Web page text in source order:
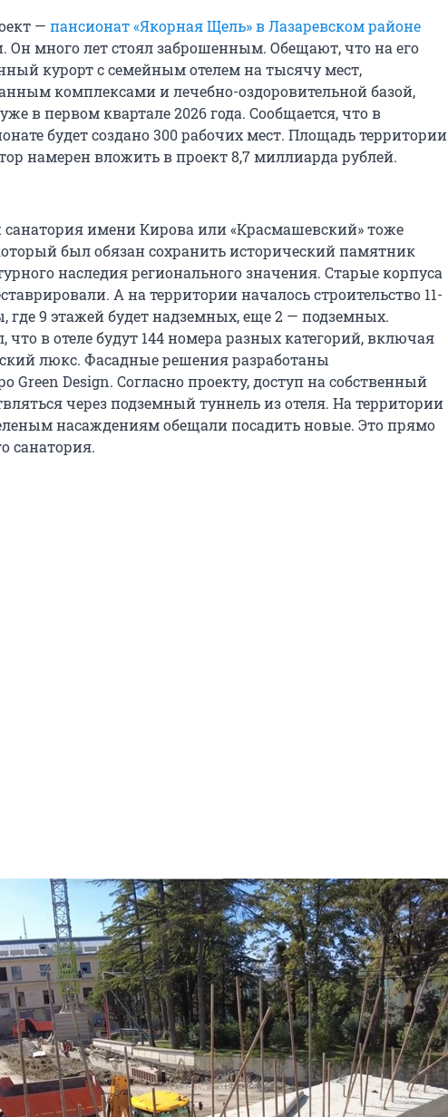
— пансионат «Якорная Щель» в Лазаревском районе
Он много лет стоял заброшенным. Обещают, что на его
курорт с семейным отелем на тысячу мест,
комплексами и лечебно-оздоровительной базой,
в первом квартале 2026 года. Сообщается, что в
будет создано 300 рабочих мест. Площадь территории
намерен вложить в проект 8,7 миллиарда рублей.
имени Кирова или «Красмашевский» тоже
был обязан сохранить исторический памятник
наследия регионального значения. Старые корпуса
А на территории началось строительство 11-
где 9 этажей будет надземных, еще 2 — подземных.
в отеле будут 144 номера разных категорий, включая
люкс. Фасадные решения разработаны
Green Design. Согласно проекту, доступ на собственный
через подземный туннель из отеля. На территории
насаждениям обещали посадить новые. Это прямо
санатория.